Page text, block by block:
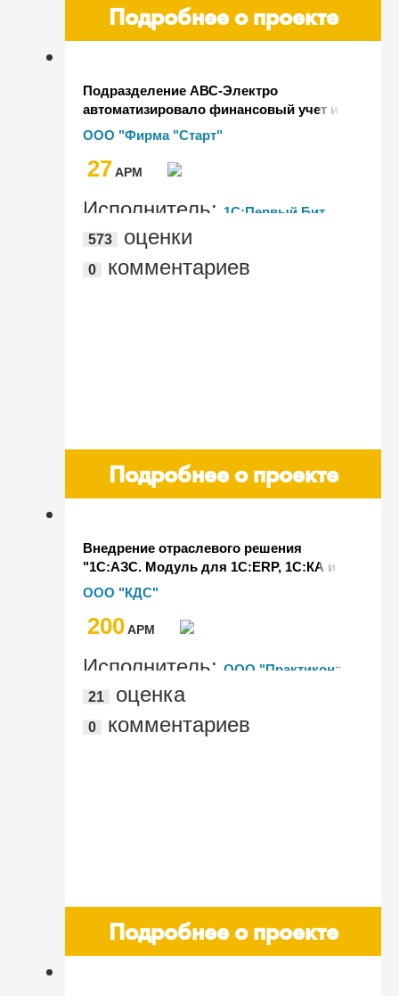
Подробнее о проекте
Подразделение АВС-Электро
автоматизировало финансовый учет и
казначейство, сократило время работы
сотрудников бухгалтерии и ускорило
согласование бюджетов и платежей
ООО "Фирма "Старт"
27AРМ
Исполнитель: 1С:Первый Бит,
Воронеж
573 оценки
0 комментариев
Подробнее о проекте
Внедрение отраслевого решения
"1С:АЗС. Модуль для 1С:ERP, 1С:КА и
1С:УТ. Бэк-офис" в составе единой
информационной системы на базе
"1С:ERP Управление предприятием"
ООО "КДС"
200AРМ
Исполнитель: ООО "Практикон"
21
оценка
0 комментариев
Подробнее о проекте